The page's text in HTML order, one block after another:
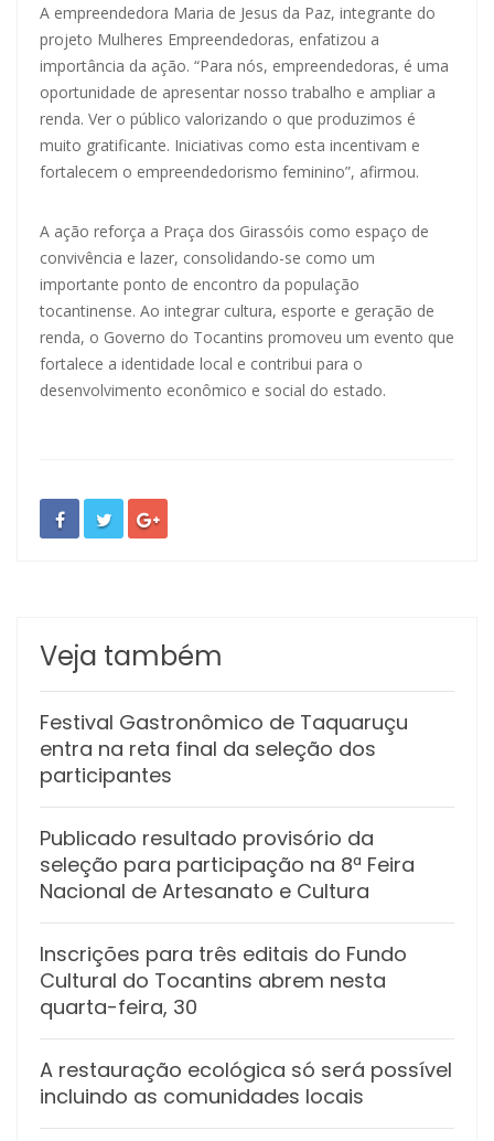
A empreendedora Maria de Jesus da Paz, integrante do
projeto Mulheres Empreendedoras, enfatizou a
importância da ação. “Para nós, empreendedoras, é uma
oportunidade de apresentar nosso trabalho e ampliar a
renda. Ver o público valorizando o que produzimos é
muito gratificante. Iniciativas como esta incentivam e
fortalecem o empreendedorismo feminino”, afirmou.
A ação reforça a Praça dos Girassóis como espaço de
convivência e lazer, consolidando-se como um
importante ponto de encontro da população
tocantinense. Ao integrar cultura, esporte e geração de
renda, o Governo do Tocantins promoveu um evento que
fortalece a identidade local e contribui para o
desenvolvimento econômico e social do estado.
Veja também
Festival Gastronômico de Taquaruçu
entra na reta final da seleção dos
participantes
Publicado resultado provisório da
seleção para participação na 8ª Feira
Nacional de Artesanato e Cultura
Inscrições para três editais do Fundo
Cultural do Tocantins abrem nesta
quarta-feira, 30
A restauração ecológica só será possível
incluindo as comunidades locais